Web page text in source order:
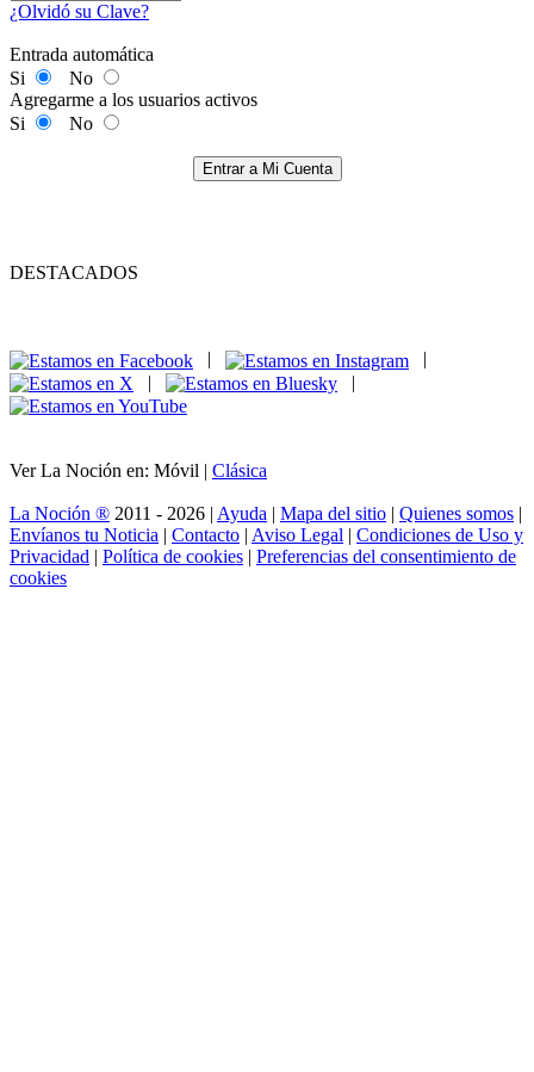
¿Olvidó su Clave?
Entrada automática
Si
No
Agregarme a los usuarios activos
Si
No
Entrar a Mi Cuenta
DESTACADOS
|
|
|
|
Ver La Noción en: Móvil | Clásica
La Noción ® 2011 - 2026 | Ayuda | Mapa del sitio | Quienes somos |
Envíanos tu Noticia | Contacto | Aviso Legal | Condiciones de Uso y
Privacidad | Política de cookies | Preferencias del consentimiento de
cookies